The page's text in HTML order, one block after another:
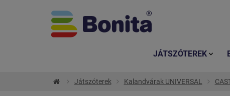
Játszóterek Kalandvárak UNIVERSAL
JÁTSZÓTEREK